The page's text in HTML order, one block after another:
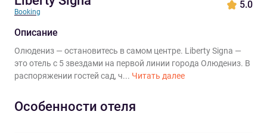
Booking
5.0
Описание
Олюдениз — остановитесь в самом центре. Liberty Signa —
это отель с 5 звездами на первой линии города Олюдениз. В
распоряжении гостей сад, ч... Читать далее
Особенности отеля